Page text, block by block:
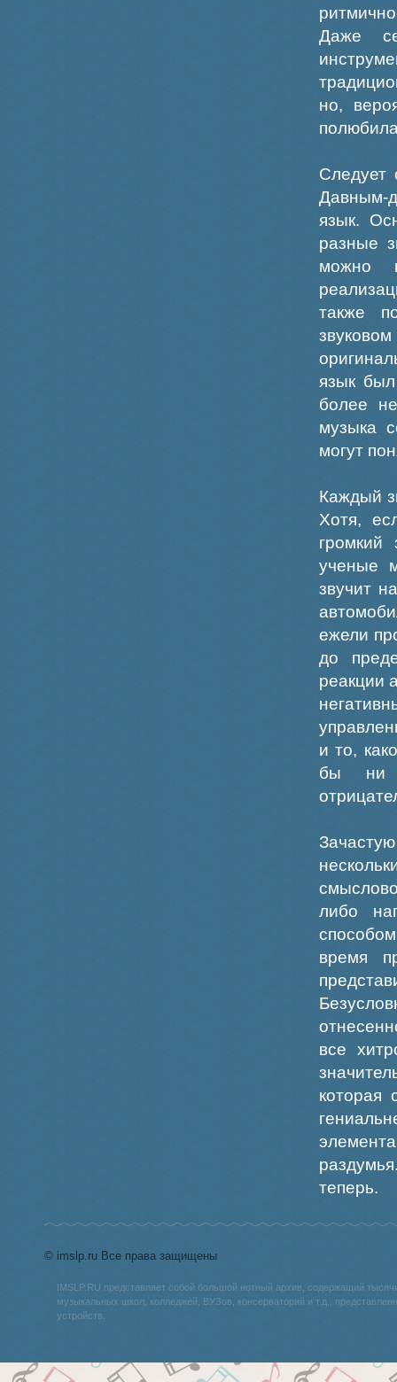
Даже
но,
Следует
Давным-
язык.
разные
можно
также
язык
более
музыка
могут
Каждый
Хотя,
громкий
ученые
звучит
ежели
до
реакции
и то,
бы ни
либо
время
все
которая
теперь.
© imslp.ru Все права защищены
IMSLP.RU представляет собой большой нотный архив, содержащий
музыкальных школ, колледжей, ВУЗов, консерваторий и т.д.,
устройств.